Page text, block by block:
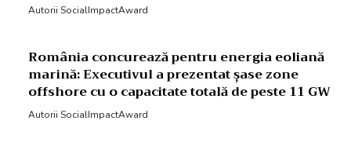
Autorii SocialImpactAward
România concurează pentru energia eoliană
marină: Executivul a prezentat șase zone
offshore cu o capacitate totală de peste 11 GW
Autorii SocialImpactAward